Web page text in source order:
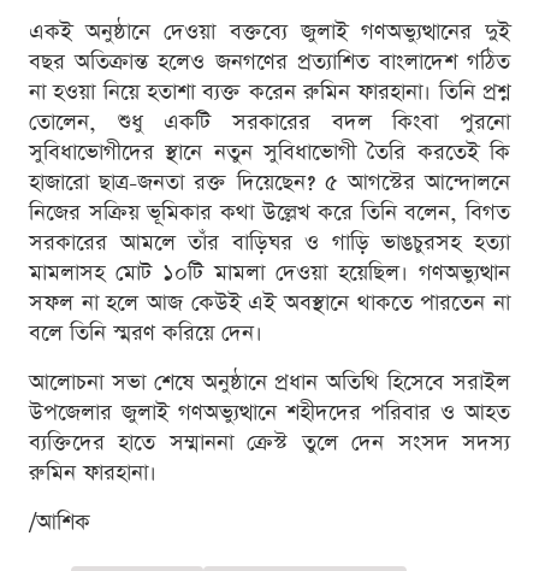
একই অনুষ্ঠানে দেওয়া বক্তব্যে জুলাই গণঅভ্যুত্থানের দুই
বছর অতিক্রান্ত হলেও জনগণের প্রত্যাশিত বাংলাদেশ গঠিত
না হওয়া নিয়ে হতাশা ব্যক্ত করেন রুমিন ফারহানা। তিনি প্রশ্ন
তোলেন, শুধু একটি সরকারের বদল কিংবা পুরনো
সুবিধাভোগীদের স্থানে নতুন সুবিধাভোগী তৈরি করতেই কি
হাজারো ছাত্র-জনতা রক্ত দিয়েছেন? ৫ আগস্টের আন্দোলনে
নিজের সক্রিয় ভূমিকার কথা উল্লেখ করে তিনি বলেন, বিগত
সরকারের আমলে তাঁর বাড়িঘর ও গাড়ি ভাঙচুরসহ হত্যা
মামলাসহ মোট ১০টি মামলা দেওয়া হয়েছিল। গণঅভ্যুত্থান
সফল না হলে আজ কেউই এই অবস্থানে থাকতে পারতেন না
বলে তিনি স্মরণ করিয়ে দেন।
আলোচনা সভা শেষে অনুষ্ঠানে প্রধান অতিথি হিসেবে সরাইল
উপজেলার জুলাই গণঅভ্যুত্থানে শহীদদের পরিবার ও আহত
ব্যক্তিদের হাতে সম্মাননা ক্রেস্ট তুলে দেন সংসদ সদস্য
রুমিন ফারহানা।
/আশিক